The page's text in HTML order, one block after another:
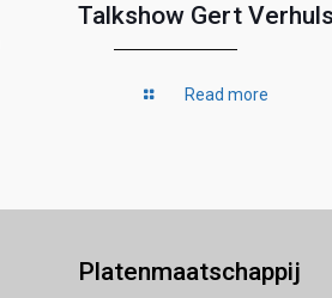
Talkshow Gert
Read more
Platenmaatschappij